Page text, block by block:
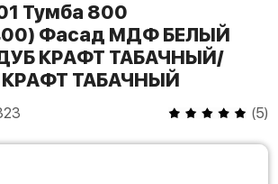
Фасад МДФ БЕЛЫЙ
КРАФТ ТАБАЧНЫЙ/
КРАФТ ТАБАЧНЫЙ
(5)